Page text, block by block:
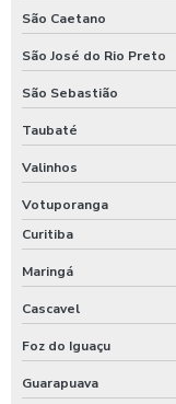
São Caetano
São José do Rio Preto
São Sebastião
Taubaté
Valinhos
Votuporanga
Curitiba
Maringá
Cascavel
Foz do Iguaçu
Guarapuava